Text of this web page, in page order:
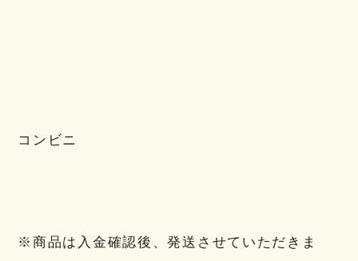
コンビニ
※商品は入金確認後、発送させていただきま